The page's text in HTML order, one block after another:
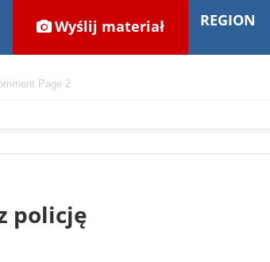
Wyślij materiał REGION
Page 2
policję